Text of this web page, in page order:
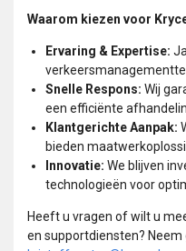
Waarom kiezen voor
Ervaring & Expertise:
Snelle Respons: Wij
een efficiënte
Klantgerichte Aanpak:
bieden
Innovatie: We blijven
technologieën voor
Heeft u vragen of wilt u
en supportdiensten?